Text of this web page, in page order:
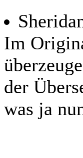
Im
der
was ja